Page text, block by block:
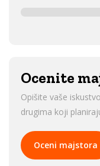
Ocenite
Opišite vaše
drugima koji
Oceni majstora